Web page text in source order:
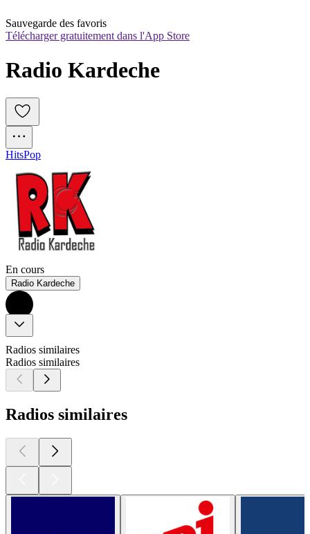
Sauvegarde des favoris
Télécharger gratuitement dans l'App Store
Radio Kardeche
HitsPop
En cours
Radio Kardeche
Radios similaires
Radios similaires
Radios similaires